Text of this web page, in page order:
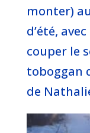
monter)
d’été,
couper le
toboggan
de